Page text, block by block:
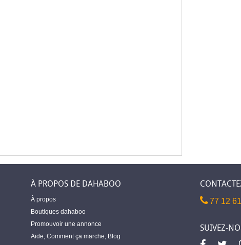
À PROPOS DE DAHABOO
À propos
Boutiques dahaboo
Promouvoir une annonce
Aide Comment ça marche Blog
77 12
SUIVEZ-